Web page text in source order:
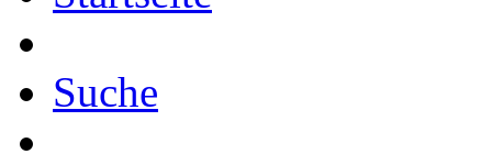
Suche